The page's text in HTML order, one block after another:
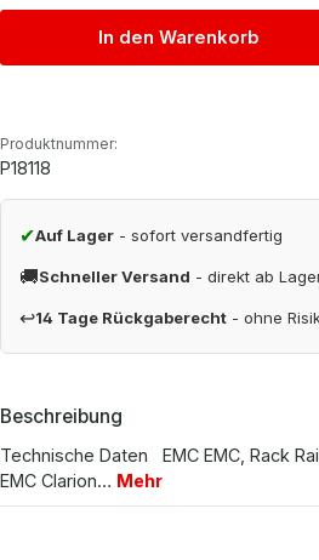
In den Warenkorb
Produktnummer:
P18118
✔Auf Lager - sofort versandfertig
🚚Schneller Versand - direkt ab
↩14 Tage Rückgaberecht - ohne
Beschreibung
Technische Daten EMC EMC, Rack
EMC Clarion… Mehr